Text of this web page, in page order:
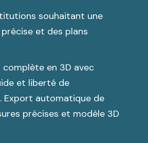
souhaitant une
et des plans
complète en 3D avec
et liberté de
Export automatique de
précises et modèle 3D